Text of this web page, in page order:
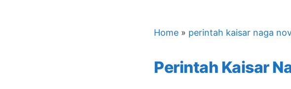
Home » perintah kaisar naga
Perintah Kaisar